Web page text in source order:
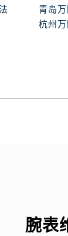
大厦B座17层
场写字楼A座
西街70号华
兰州中心写
网售后服务
网售后服务
表网售后服
青岛
杭州
腕表